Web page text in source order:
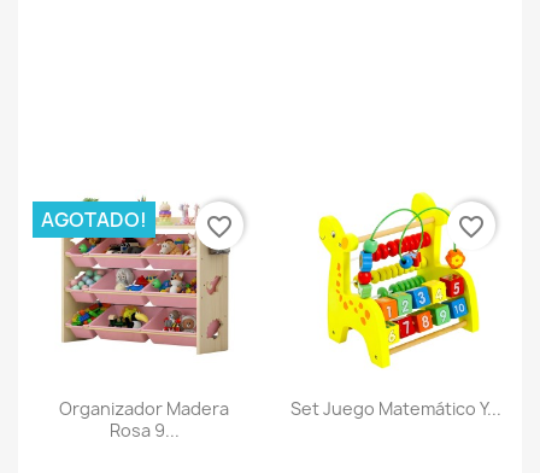
Organizador Madera
Rosa 9...
AGOTADO! favorite_border
Set Juego Matemático Y...
favorite_border